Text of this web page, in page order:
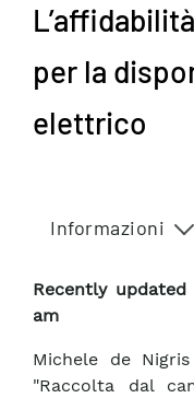
per la
elettrico
Informazioni
Recently updated
am
Michele de
"Raccolta dal